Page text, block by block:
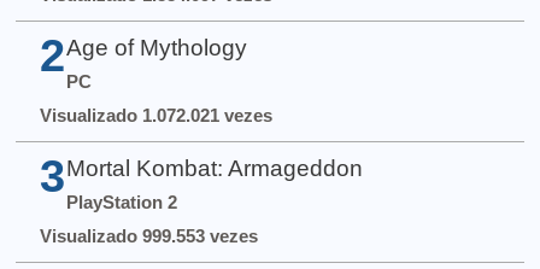
2 Age of Mythology
PC
Visualizado 1.072.021 vezes
3 Mortal Kombat: Armageddon
PlayStation 2
Visualizado 999.553 vezes